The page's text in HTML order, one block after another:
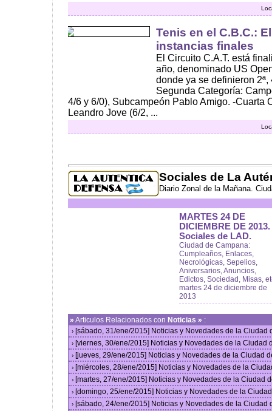
Tenis en el C.B.C.:
instancias finales
El Circuito C.A.T. está
año, denominado US
donde ya se definieron 2ª,
Segunda Categoría:
4/6 y 6/0), Subcampeón Pablo Amigo. -Cuarta
Leandro Jove (6/2, ...
Sociales de La
Diario Zonal de la Mañana.
MARTES 24 DE
DICIEMBRE DE 2013.
Sociales de LAD.
Ciudad de Campana:
Cumpleaños, Enlaces,
Necrológicas, Sepelios,
Aniversarios, Anuncios,
Edictos, Sociedad, Misas,
martes 24 de diciembre de
2013
» Articulos Relacionados con Noticias » :
› [sábado, 31/ene/2015] Noticias y Novedades de la Ciudad
› [viernes, 30/ene/2015] Noticias y Novedades de la Ciudad
› [jueves, 29/ene/2015] Noticias y Novedades de la Ciudad
› [miércoles, 28/ene/2015] Noticias y Novedades de la
› [martes, 27/ene/2015] Noticias y Novedades de la Ciudad
› [domingo, 25/ene/2015] Noticias y Novedades de la
› [sábado, 24/ene/2015] Noticias y Novedades de la Ciudad